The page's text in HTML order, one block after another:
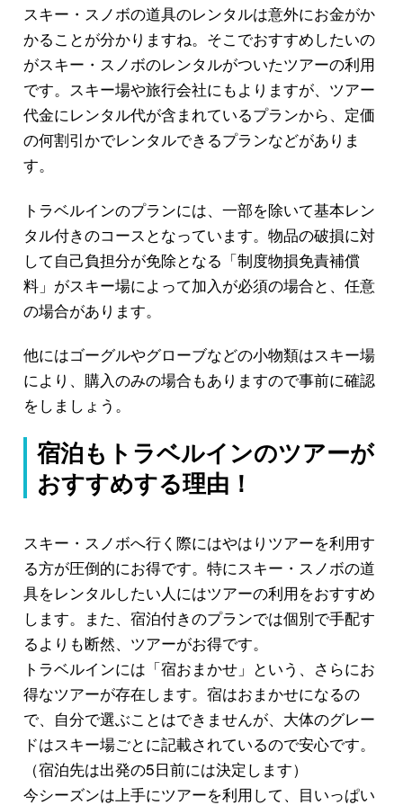
スキー・スノボの道具のレンタルは意外にお金がか
かることが分かりますね。そこでおすすめしたいの
がスキー・スノボのレンタルがついたツアーの利用
です。スキー場や旅行会社にもよりますが、ツアー
代金にレンタル代が含まれているプランから、定価
の何割引かでレンタルできるプランなどがありま
す。
トラベルインのプランには、一部を除いて基本レン
タル付きのコースとなっています。物品の破損に対
して自己負担分が免除となる「制度物損免責補償
料」がスキー場によって加入が必須の場合と、任意
の場合があります。
他にはゴーグルやグローブなどの小物類はスキー場
により、購入のみの場合もありますので事前に確認
をしましょう。
宿泊もトラベルインのツアーが
おすすめする理由！
スキー・スノボへ行く際にはやはりツアーを利用す
る方が圧倒的にお得です。特にスキー・スノボの道
具をレンタルしたい人にはツアーの利用をおすすめ
します。また、宿泊付きのプランでは個別で手配す
るよりも断然、ツアーがお得です。
トラベルインには「宿おまかせ」という、さらにお
得なツアーが存在します。宿はおまかせになるの
で、自分で選ぶことはできませんが、大体のグレー
ドはスキー場ごとに記載されているので安心です。
（宿泊先は出発の5日前には決定します）
今シーズンは上手にツアーを利用して、目いっぱい